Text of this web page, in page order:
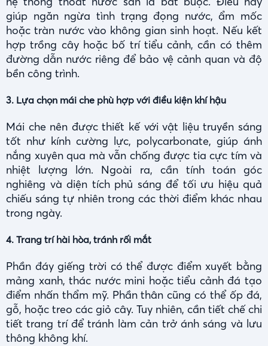
giúp ngăn ngừa tình trạng đọng nước, ẩm mốc
hoặc tràn nước vào không gian sinh hoạt. Nếu kết
hợp trồng cây hoặc bố trí tiểu cảnh, cần có thêm
đường dẫn nước riêng để bảo vệ cảnh quan và độ
bền công trình.
3. Lựa chọn mái che phù hợp với điều kiện khí hậu
Mái che nên được thiết kế với vật liệu truyền sáng
tốt như kính cường lực, polycarbonate, giúp ánh
nắng xuyên qua mà vẫn chống được tia cực tím và
nhiệt lượng lớn. Ngoài ra, cần tính toán góc
nghiêng và diện tích phủ sáng để tối ưu hiệu quả
chiếu sáng tự nhiên trong các thời điểm khác nhau
trong ngày.
4. Trang trí hài hòa, tránh rối mắt
Phần đáy giếng trời có thể được điểm xuyết bằng
mảng xanh, thác nước mini hoặc tiểu cảnh đá tạo
điểm nhấn thẩm mỹ. Phần thân cũng có thể ốp đá,
gỗ, hoặc treo các giỏ cây. Tuy nhiên, cần tiết chế chi
tiết trang trí để tránh làm cản trở ánh sáng và lưu
thông không khí.